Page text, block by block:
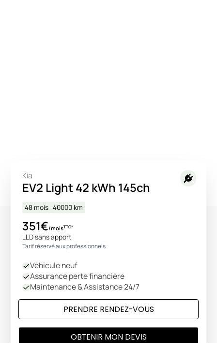
Kia
EV2 Light 42 kWh 145ch
48 mois 40000 km
351€/moisTTC*
LLD sans apport
Tarif réservé aux professionnels
Véhicule neuf
Assurance perte financière
Maintenance & Assistance 24/7
PRENDRE RENDEZ-VOUS
OBTENIR MON DEVIS